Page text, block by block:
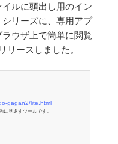
ルに頭出し用のイン
リーズに、専用アプ
ウザ上で簡単に閲覧
リースしました。
gagan2/lite.html
に見返すツールです。